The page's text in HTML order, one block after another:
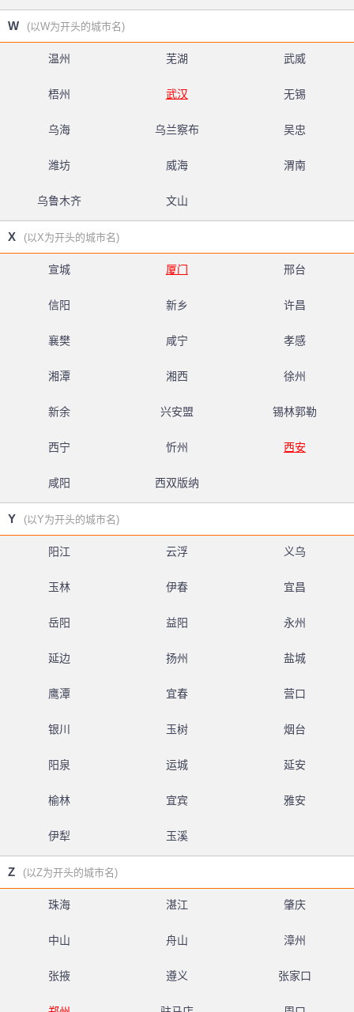
W (以W为开头的城市名)
温州 芜湖 武威
梧州 武汉 无锡
乌海 乌兰察布 吴忠
潍坊 威海 渭南
乌鲁木齐 文山
X (以X为开头的城市名)
宣城 厦门 邢台
信阳 新乡 许昌
襄樊 咸宁 孝感
湘潭 湘西 徐州
新余 兴安盟 锡林郭勒
西宁 忻州 西安
咸阳 西双版纳
Y (以Y为开头的城市名)
阳江 云浮 义乌
玉林 伊春 宜昌
岳阳 益阳 永州
延边 扬州 盐城
鹰潭 宜春 营口
银川 玉树 烟台
阳泉 运城 延安
榆林 宜宾 雅安
伊犁 玉溪
Z (以Z为开头的城市名)
珠海 湛江 肇庆
中山 舟山 漳州
张掖 遵义 张家口